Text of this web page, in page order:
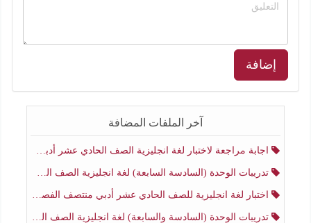
إضافة
آخر الملفات المضافة
اجابة مراجعة لاختبار لغة انجليزية الصف الحادي عشر أدبي منتصف الفصل الثاني
تدريبات الوحدة (السادسة السابعة) لغة انجليزية الصف الحادي عشر أدبي منتصف الفصل الثاني
اختبار لغة انجليزية للصف الحادي عشر أدبي منتصف الفصل الثاني
تدريبات الوحدة (السادسة والسابعة) لغة انجليزية الصف الحادي عشر أدبي الفصل الثاني